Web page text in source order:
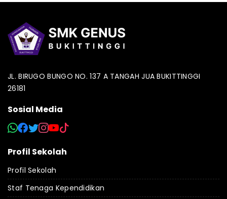
JL. BIRUGO BUNGO NO. 137 A TANGAH JUA BUKITTINGGI
26181
Sosial Media
Profil Sekolah
Profil Sekolah
Staf Tenaga Kependidikan